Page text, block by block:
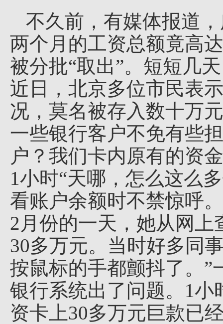
不久前，有媒体报道
两个月的工资总额竟高
被分批“取出”。短短几
近日，北京多位市民表
况，莫名被存入数十万
一些银行客户不免有些
户？我们卡内原有的资
1小时“天哪，怎么这么
看账户余额时不禁惊呼
2月份的一天，她从网
30多万元。当时好多同
按鼠标的手都颤抖了。”
银行系统出了问题。1
资卡上30多万元巨款已